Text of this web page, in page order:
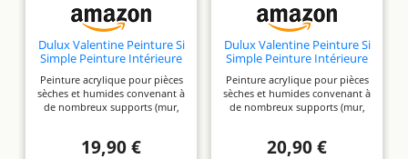
Dulux Valentine Peinture Si
Simple Peinture Intérieure
Toutes Pièces - Peinture
Mur et Plafond, Porte et
Plinthe - Couleur : Le Blanc
- 0,5 L
Peinture acrylique pour pièces
sèches et humides convenant à
de nombreux supports (mur,
ciment, bois, papier peint,
19,90 €
Dulux Valentine Peinture Si
Simple Peinture Intérieure
Toutes Pièces - Peinture
Mur et Plafond, Porte et
Plinthe - Couleur : Le Blanc
Cassé - 0,5 L
Peinture acrylique pour pièces
sèches et humides convenant à
de nombreux supports (mur,
ciment, bois, papier peint,
20,90 €